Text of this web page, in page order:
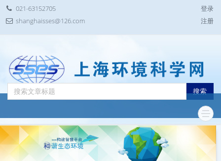
021-63152705
shanghaisses@126.com
登录
注册
搜索